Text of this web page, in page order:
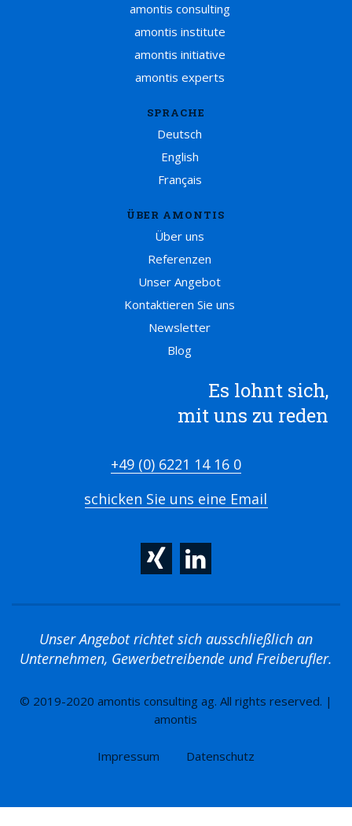
amontis consulting
amontis institute
amontis initiative
amontis experts
SPRACHE
Deutsch
English
Français
ÜBER AMONTIS
Über uns
Referenzen
Unser Angebot
Kontaktieren Sie uns
Newsletter
Blog
Es lohnt sich,
mit uns zu reden
+49 (0) 6221 14 16 0
schicken Sie uns eine Email
Unser Angebot richtet sich ausschließlich an
Unternehmen, Gewerbetreibende und Freiberufler.
© 2019-2020 amontis consulting ag. All rights reserved. |
amontis
Impressum Datenschutz